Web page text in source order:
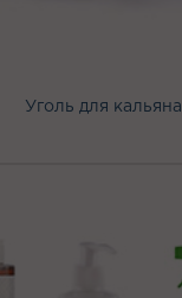
Уголь для кальяна